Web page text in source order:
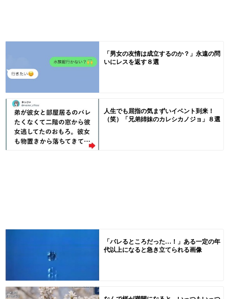
「男女の友情は成立するのか？」永遠の問
いにレスを返す８選
人生でも屈指の気まずいイベント到来！
（笑）「兄弟姉妹のカレシカノジョ」８選
「バレるところだった…！」ある一定の年
代以上になると急き立てられる画像